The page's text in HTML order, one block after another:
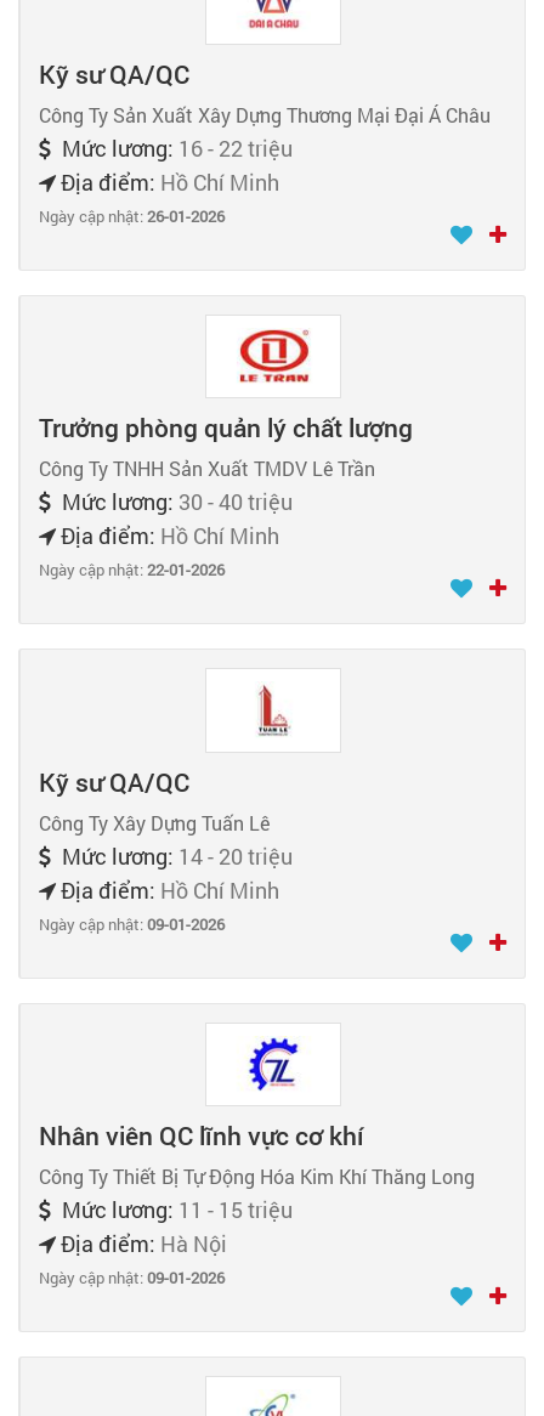
Kỹ sư QA/QC
Công Ty Sản Xuất Xây Dựng Thương Mại Đại Á Châu
Mức lương: 16 - 22 triệu
Địa điểm: Hồ Chí Minh
Ngày cập nhật:26-01-2026
Trưởng phòng quản lý chất lượng
Công Ty TNHH Sản Xuất TMDV Lê Trần
Mức lương: 30 - 40 triệu
Địa điểm: Hồ Chí Minh
Ngày cập nhật:22-01-2026
Kỹ sư QA/QC
Công Ty Xây Dựng Tuấn Lê
Mức lương: 14 - 20 triệu
Địa điểm: Hồ Chí Minh
Ngày cập nhật:09-01-2026
Nhân viên QC lĩnh vực cơ khí
Công Ty Thiết Bị Tự Động Hóa Kim Khí Thăng Long
Mức lương: 11 - 15 triệu
Địa điểm: Hà Nội
Ngày cập nhật:09-01-2026